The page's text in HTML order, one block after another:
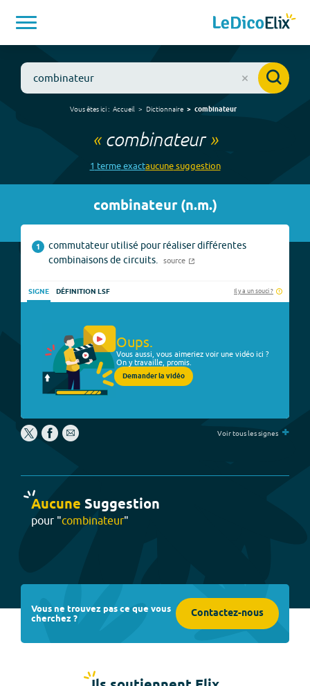
Vous êtes ici : Accueil Dictionnaire combinateur
« combinateur»
1 termeexactaucunesuggestion
combinateur(n.m.)
1
commutateur utilisé pour réaliser différentes
combinaisons de circuits.
source
SIGNE DÉFINITION LSF Il y a un souci ?
Oups.
Vous aussi, vous aimeriez voir une vidéo ici ?
On y travaille, promis.
Demander la vidéo
Voir tous les signes +
Aucune Suggestion
pour "combinateur"
Vous ne trouvez pas ce que vous
cherchez ? Contactez-nous